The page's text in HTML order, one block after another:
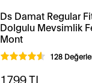
Ds Damat Regular
Dolgulu Mevsimlik
Mont
128
1799TL